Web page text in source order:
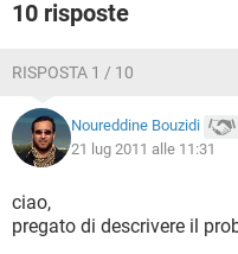
10 risposte
RISPOSTA 1 / 10
Noureddine Bouzidi
21 lug 2011 alle 11:31
ciao,
pregato di descrivere il